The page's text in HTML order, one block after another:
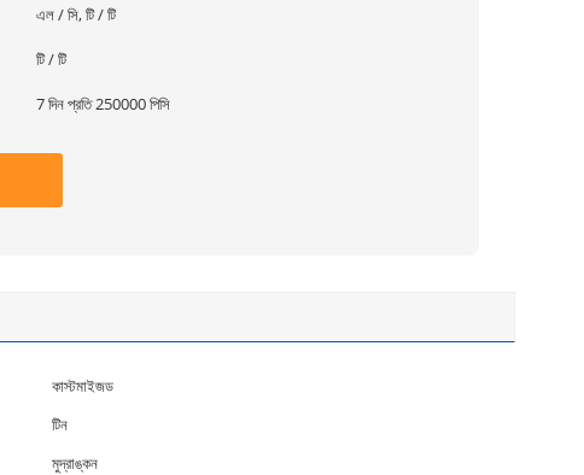
এল / সি, টি / টি
টি / টি
7 দিন প্রতি 250000 পিসি
কাস্টমাইজড
টিন
মুদ্রাঙ্কন